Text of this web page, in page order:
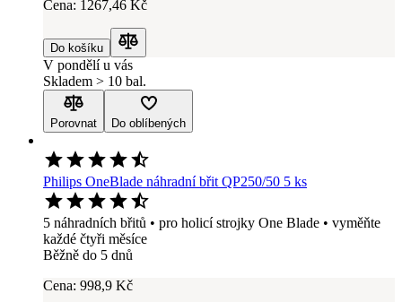
Cena: 1267,46 Kč
Do košíku
Porovnat
V pondělí u vás
Skladem > 10 bal.
Porovnat Do oblíbených
Philips OneBlade náhradní břit QP250/50 5 ks
5 náhradních břitů • pro holicí strojky One Blade • vyměňte
každé čtyři měsíce
Běžně do 5 dnů
Cena: 998,9 Kč